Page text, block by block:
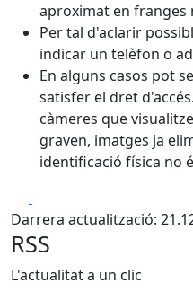
aproximat en franges
Per tal d'aclarir
indicar un telèfon o
En alguns casos pot
satisfer el dret
càmeres que
graven, imatges ja
identificació física no
Darrera actualització:
RSS
L'actualitat a un clic